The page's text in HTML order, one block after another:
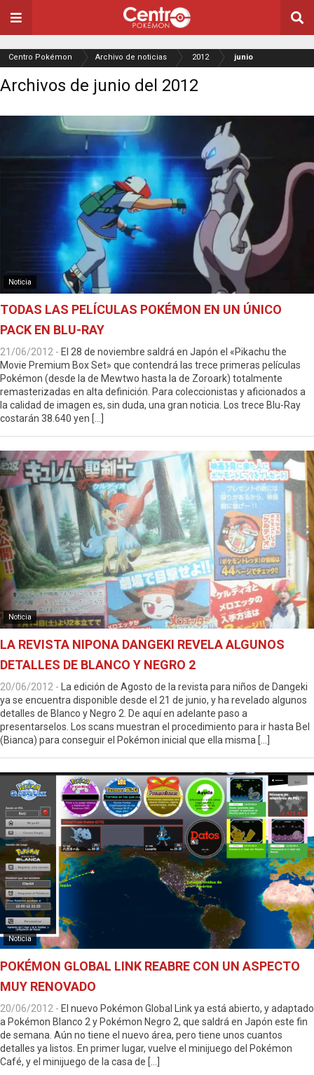
Centro Pokémon Archivo de noticias 2012 junio
Archivos de junio del 2012
Noticia
TODAS LAS PELÍCULAS POKÉMON EN UN ÚNICO
PACK EN BLU-RAY
21/06/2012 - El 28 de noviembre saldrá en Japón el «Pikachu the
Movie Premium Box Set» que contendrá las trece primeras películas
Pokémon (desde la de Mewtwo hasta la de Zoroark) totalmente
remasterizadas en alta definición. Para coleccionistas y aficionados a
la calidad de imagen es, sin duda, una gran noticia. Los trece Blu-Ray
costarán 38.640 yen […]
Noticia
LA REVISTA NIPONA DANGEKI REVELA ALGUNOS
DETALLES DE BLANCO Y NEGRO 2
20/06/2012 -
La edición de Agosto de la revista para niños de Dangeki
ya se encuentra disponible desde el 21 de junio, y ha revelado algunos
detalles de Blanco y Negro 2. De aquí en adelante paso a
presentarselos. Los scans muestran el procedimiento para ir hasta Bel
(Bianca) para conseguir el Pokémon inicial que ella misma […]
Noticia
POKÉMON GLOBAL LINK REABRE CON UN ASPECTO
MUY RENOVADO
20/06/2012 - El nuevo Pokémon Global Link ya está abierto, y adaptado
a Pokémon Blanco 2 y Pokémon Negro 2, que saldrá en Japón este fin
de semana. Aún no tiene el nuevo área, pero tiene unos cuantos
detalles ya listos. En primer lugar, vuelve el minijuego del Pokémon
Café, y el minijuego de la casa de […]